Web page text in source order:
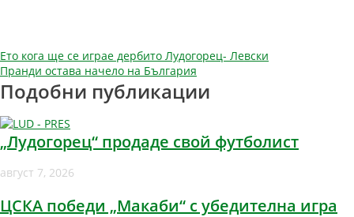
Навигация
Ето кога ще се играе дербито Лудогорец- Левски
Пранди остава начело на България
Подобни публикации
„Лудогорец“ продаде свой футболист
август 7, 2026
ЦСКА победи „Макаби“ с убедителна игра